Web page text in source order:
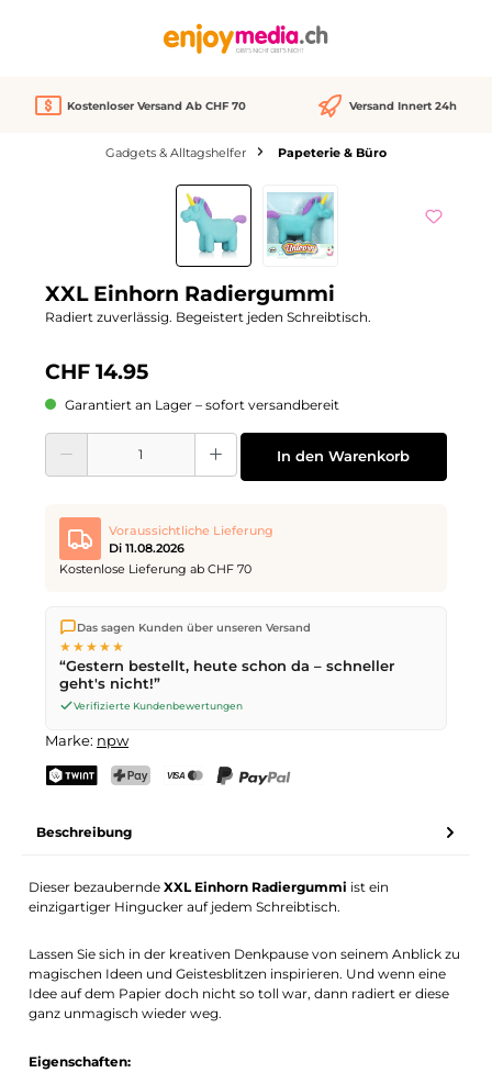
Kostenloser Versand Ab CHF 70 Versand Innert 24h
Gadgets & Alltagshelfer Papeterie & Büro
Bildergalerie überspringen
XXL Einhorn Radiergummi
Radiert zuverlässig. Begeistert jeden Schreibtisch.
CHF 14.95
Garantiert an Lager – sofort versandbereit
Produkt Anzahl: Gib den gewünschten Wert ein oder benutze die
In den Warenkorb
Voraussichtliche Lieferung
Di 11.08.2026
Kostenlose Lieferung ab CHF 70
Wir versenden direkt aus unserem Lager in Kriens. Ab
ist die Lieferung kostenlos. Bestellungen bis
werden noch am selben Tag versendet – Zustellung am
nächsten Werktagmit der Schweizerischen Post.
Das sagen Kunden über unseren Versand
★★★★★
“Gestern bestellt, heute schon da – schneller
geht's nicht!”
Verifizierte Kundenbewertungen
Marke: npw
Beschreibung
Dieser bezauberndeXXL Einhorn Radiergummi ist ein
einzigartiger Hingucker auf jedem Schreibtisch.
Lassen Sie sich in der kreativen Denkpause von seinem Anblick zu
magischen Ideen und Geistesblitzen inspirieren. Und wenn eine
Idee auf dem Papier doch nicht so toll war, dann radiert er diese
ganz unmagisch wieder weg.
Eigenschaften: